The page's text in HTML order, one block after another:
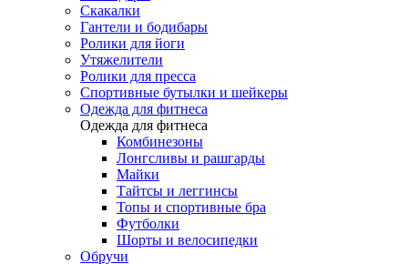
Скакалки
Гантели и бодибары
Ролики для йоги
Утяжелители
Ролики для пресса
Спортивные бутылки и шейкеры
Одежда для фитнеса
Одежда для фитнеса
Комбинезоны
Лонгсливы и рашгарды
Майки
Тайтсы и леггинсы
Топы и спортивные бра
Футболки
Шорты и велосипедки
Обручи